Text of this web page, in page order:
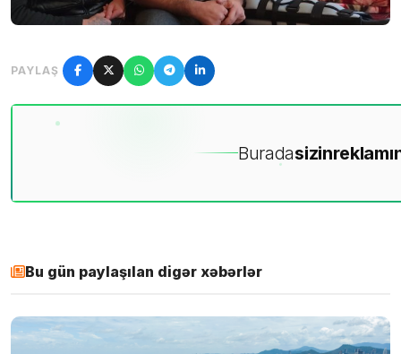
PAYLAŞ
Buradasizin
Bu gün paylaşılan digər xəbərlər